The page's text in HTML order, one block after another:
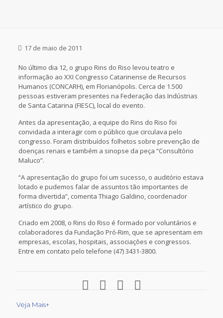
17 de maio de 2011
No último dia 12, o grupo Rins do Riso levou teatro e
informação ao XXI Congresso Catarinense de Recursos
Humanos (CONCARH), em Florianópolis. Cerca de 1.500
pessoas estiveram presentes na Federação das Indústrias
de Santa Catarina (FIESC), local do evento.
Antes da apresentação, a equipe do Rins do Riso foi
convidada a interagir com o público que circulava pelo
congresso. Foram distribuídos folhetos sobre prevenção de
doenças renais e também a sinopse da peça “Consultório
Maluco”.
“A apresentação do grupo foi um sucesso, o auditório estava
lotado e pudemos falar de assuntos tão importantes de
forma divertida”, comenta Thiago Galdino, coordenador
artístico do grupo.
Criado em 2008, o Rins do Riso é formado por voluntários e
colaboradores da Fundação Pró-Rim, que se apresentam em
empresas, escolas, hospitais, associações e congressos.
Entre em contato pelo telefone (47) 3431-3800.
Veja Mais+